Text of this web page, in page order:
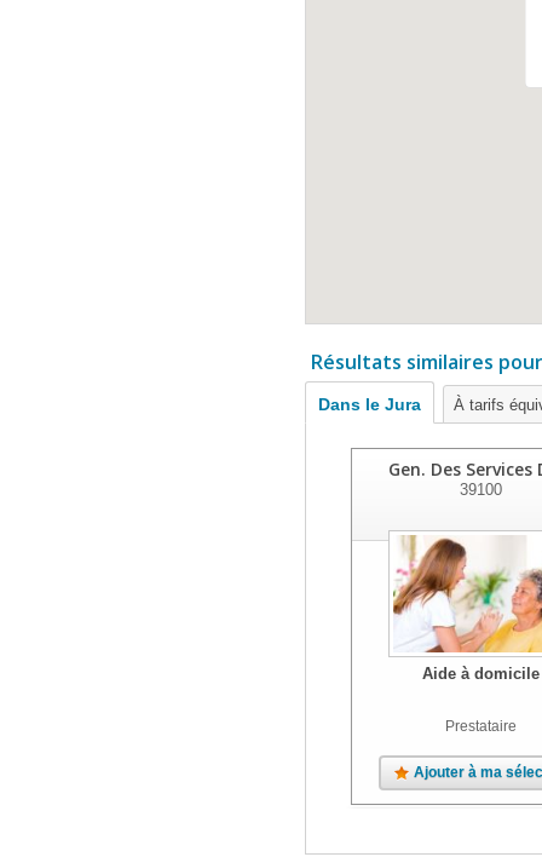
Résultats similaires
Dans le Jura À tarifs
Gen. Des Services
39100
Aide à domicile
Prestataire
Ajouter à ma